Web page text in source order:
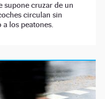
supone cruzar de un
circulan sin
a los peatones.